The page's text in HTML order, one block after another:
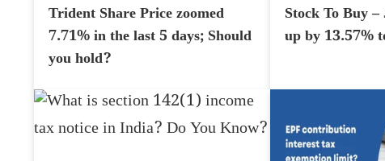
Trident Share Price zoomed
7.71% in the last 5 days; Should
you hold?
Stock To Buy
up by 13.57%